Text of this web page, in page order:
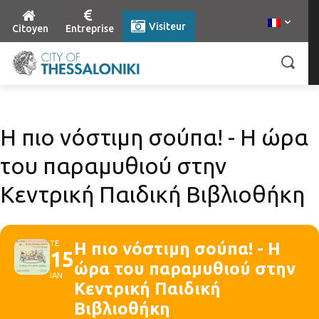
Citoyen Entreprise Visiteur
Η πιο νόστιμη σούπα! - Η ώρα
του παραμυθιού στην
Κεντρική Παιδική Βιβλιοθήκη
ΤΕ
15
ΙΑΝ
Η πιο νόστιμη σούπα! - Η
ώρα του παραμυθιού στην
Κεντρική Παιδική
Βιβλιοθήκη